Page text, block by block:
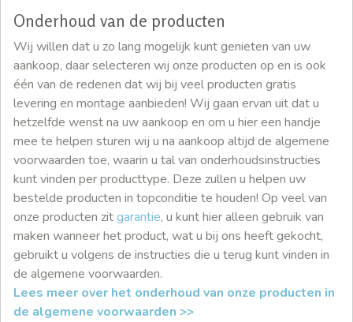
Onderhoud van de producten
Wij willen dat u zo lang mogelijk kunt genieten van uw
aankoop, daar selecteren wij onze producten op en is ook
één van de redenen dat wij bij veel producten gratis
levering en montage aanbieden! Wij gaan ervan uit dat u
hetzelfde wenst na uw aankoop en om u hier een handje
mee te helpen sturen wij u na aankoop altijd de algemene
voorwaarden toe, waarin u tal van onderhoudsinstructies
kunt vinden per producttype. Deze zullen u helpen uw
bestelde producten in topconditie te houden! Op veel van
onze producten zitgarantie, u kunt hier alleen gebruik van
maken wanneer het product, wat u bij ons heeft gekocht,
gebruikt u volgens de instructies die u terug kunt vinden in
de algemene voorwaarden.
Lees meer over het onderhoud van onze producten in
de algemene voorwaarden >>